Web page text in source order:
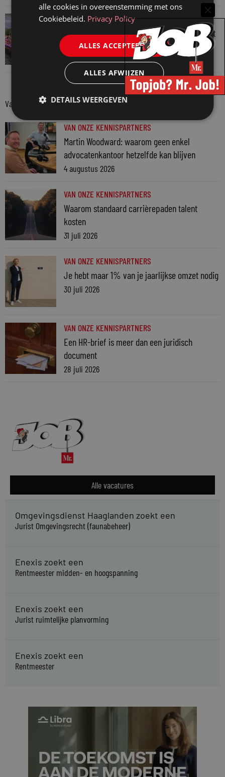
JURIDISCH NIEUWS
Regenboognetwerk van de Rechtspraak vaart
mee met botenparade Pride
3 augustus 2026
Van onze kennispartners
VAN ONZE KENNISPARTNERS
Martin Woodward: waarom geen enkel
advocatenkantoor hetzelfde kan blijven
4 augustus 2026
VAN ONZE KENNISPARTNERS
Waarom standaard carrièrepaden talent
kosten
31 juli 2026
VAN ONZE KENNISPARTNERS
Je hebt maar 1% van je jaarlijkse omzet nodig
30 juli 2026
VAN ONZE KENNISPARTNERS
Een HR-brief is meer dan een juridisch
document
28 juli 2026
Alle vacatures
Omgevingsdienst Haaglanden zoekt een
Jurist Omgevingsrecht (faunabeheer)
Enexis zoekt een
Rentmeester midden- en hoogspanning
Enexis zoekt een
Jurist ruimtelijke planvorming
Enexis zoekt een
Rentmeester
alle cookies in overeenstemming met ons
Cookiebeleid. Privacy Policy
ALLES ACCEPTEREN
ALLES AFWIJZEN
DETAILS WEERGEVEN